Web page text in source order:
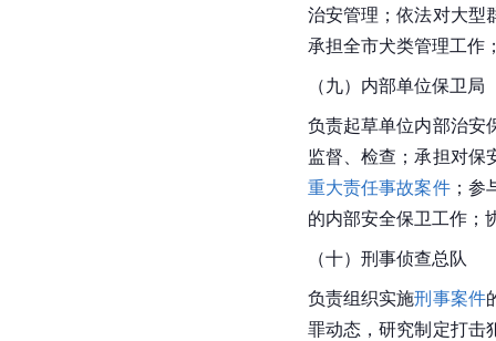
治安管理；依法对大型
承担全市犬类管理工作
（九）内部单位保卫局
负责起草单位内部治安
监督、检查；承担对保
重大责任事故案件；参
的内部安全保卫工作；
（十）刑事侦查总队
负责组织实施刑事案件
罪动态，研究制定打击